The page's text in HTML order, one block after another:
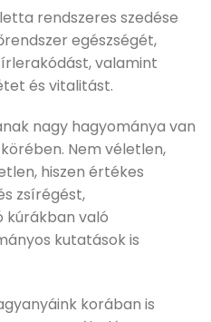
rendszeres szedése
egészségét,
valamint
és vitalitást.
nagy hagyománya van
Nem véletlen,
hiszen értékes
zsírégést,
kúrákban való
kutatások is
korában is